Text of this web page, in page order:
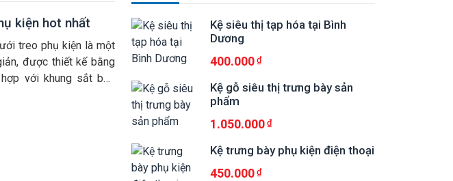
kiện hot nhất
treo phụ kiện là một
được thiết kế bằng
với khung sắt bao
Kệ siêu thị tạp hóa tại Bình
Dương
400.000
Kệ gỗ siêu thị trưng bày sản
phẩm
1.050.000
Kệ trưng bày phụ kiện điện thoại
450.000